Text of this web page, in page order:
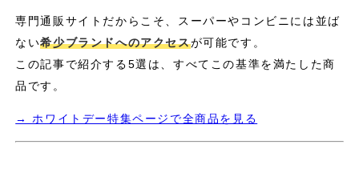
専門通販サイトだからこそ、スーパーやコンビニには並ば
ない希少ブランドへのアクセスが可能です。
この記事で紹介する5選は、すべてこの基準を満たした商
品です。
→ ホワイトデー特集ページで全商品を見る